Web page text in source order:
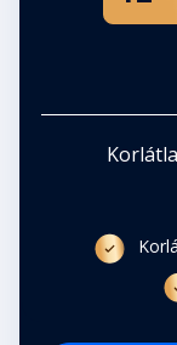
Fejezet